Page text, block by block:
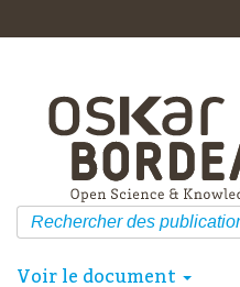
Voir le document